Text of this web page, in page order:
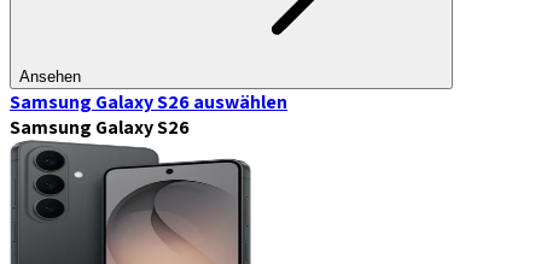
Ansehen
Samsung Galaxy S26auswählen
Samsung Galaxy S26